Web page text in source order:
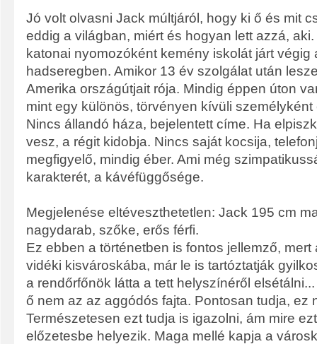
Jó volt olvasni Jack múltjáról, hogy ki ő és mit
eddig a világban, miért és hogyan lett azzá,
katonai nyomozóként kemény iskolát járt végig
hadseregben. Amikor 13 év szolgálat után
Amerika országútjait rója. Mindig éppen úton
mint egy különös, törvényen kívüli személyként
Nincs állandó háza, bejelentett címe. Ha
vesz, a régit kidobja. Nincs saját kocsija,
megfigyelő, mindig éber. Ami még
karakterét, a kávéfüggősége.
Megjelenése eltéveszthetetlen: Jack 195 cm
nagydarab, szőke, erős férfi.
Ez ebben a történetben is fontos jellemző, mert
vidéki kisvároskába, már le is tartóztatják
a rendőrfőnök látta a tett helyszínéről
ő nem az az aggódós fajta. Pontosan tudja, ez
Természetesen ezt tudja is igazolni, ám mire
előzetesbe helyezik. Maga mellé kapja a